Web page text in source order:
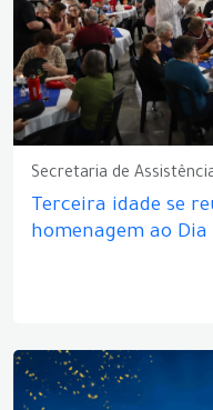
Secretaria de
Terceira idade se
homenagem ao Dia